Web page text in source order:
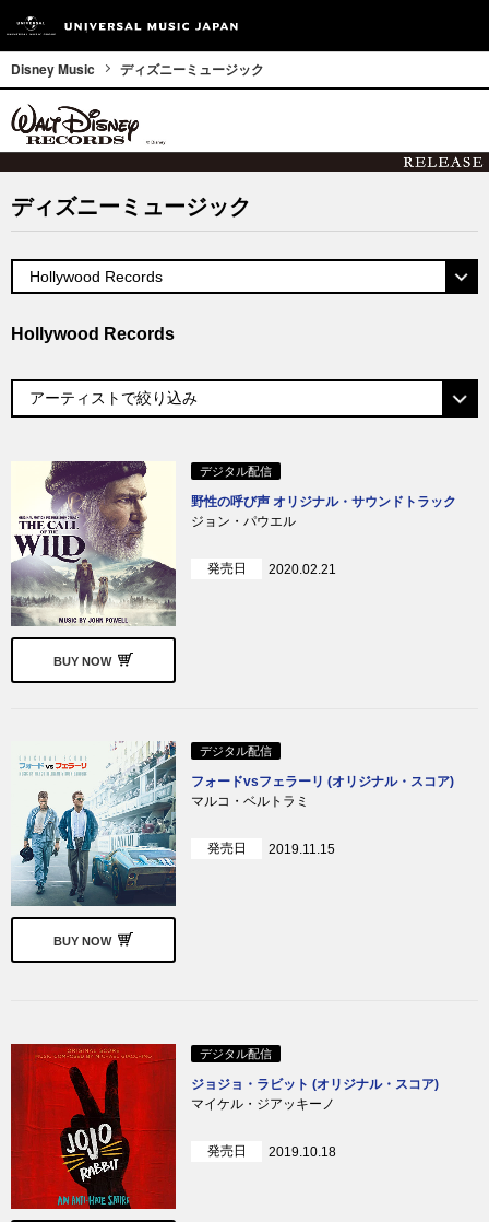
Disney Music ディズニーミュージック
ディズニーミュージック
Hollywood Records
BUY NOW
デジタル配信
野性の呼び声 オリジナル・サウンドトラック
ジョン・パウエル
発売日 2020.02.21
BUY NOW
デジタル配信
フォードvsフェラーリ (オリジナル・スコア)
マルコ・ベルトラミ
発売日 2019.11.15
デジタル配信
ジョジョ・ラビット (オリジナル・スコア)
マイケル・ジアッキーノ
発売日 2019.10.18